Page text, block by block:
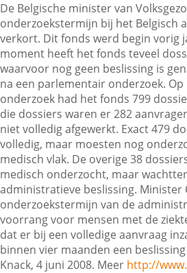
Veelgestelde vragen
Contactgegevens
Zoeken
De Belgische minister van
onderzoekstermijn bij het Belgisch
verkort. Dit fonds werd begin vorig
moment heeft het fonds teveel
waarvoor nog geen beslissing is
na een parlementair onderzoek.
onderzoek had het fonds 799
die dossiers waren er 282
niet volledig afgewerkt. Exact 479
volledig, maar moesten nog
medisch vlak. De overige 38
medisch onderzocht, maar
administratieve beslissing. Minister
onderzoekstermijn van de
voorrang voor mensen met de
dat er bij een volledige aanvraag
binnen vier maanden een
Knack, 4 juni 2008. Meer http://